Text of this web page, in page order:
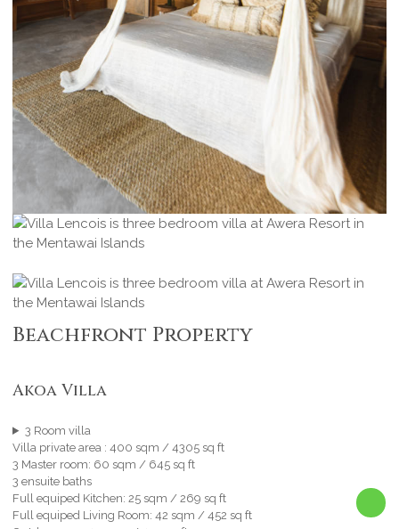
Beachfront Property
Akoa Villa
3 Room villa
Villa private area : 400 sqm / 4305 sq ft
3 Master room: 60 sqm / 645 sq ft
3 ensuite baths
Full equiped Kitchen: 25 sqm / 269 sq ft
Full equiped Living Room: 42 sqm / 452 sq ft